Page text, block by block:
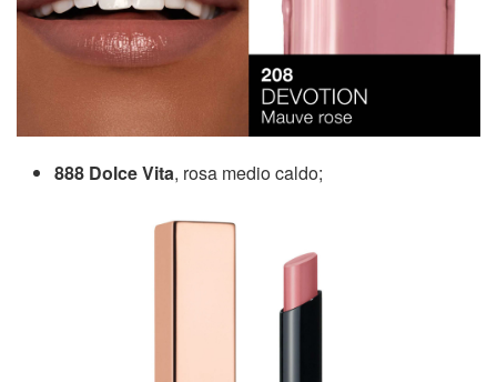
888 Dolce Vita, rosa medio caldo;